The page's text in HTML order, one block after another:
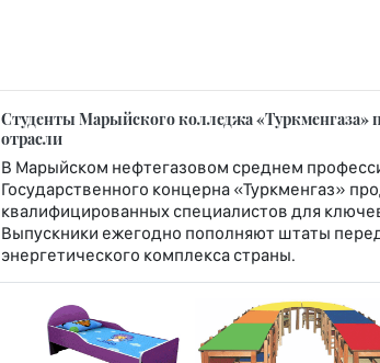
Студенты Марыйского колледжа
отрасли
В Марыйском нефтегазовом среднем
Государственного концерна «Туркменгаз»
квалифицированных специалистов для
Выпускники ежегодно пополняют штаты
энергетического комплекса страны.